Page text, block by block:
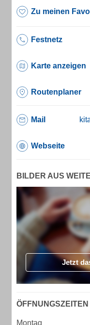
Zu meinen
Festnetz
Karte anzeigen
Routenplaner
Mail
Webseite
BILDER AUS
Jetzt
ÖFFNUNGSZEITEN
Montag